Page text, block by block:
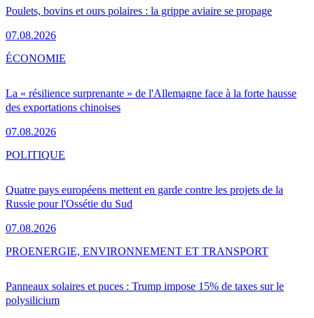
Poulets, bovins et ours polaires : la grippe aviaire se propage
07.08.2026
La « résilience surprenante » de l'Allemagne face à la forte hausse
des exportations chinoises
07.08.2026
ÉCONOMIE
Quatre pays européens mettent en garde contre les projets de la
Russie pour l'Ossétie du Sud
07.08.2026
POLITIQUE
Panneaux solaires et puces : Trump impose 15% de taxes sur le
polysilicium
PROENERGIE, ENVIRONNEMENT ET TRANSPORT